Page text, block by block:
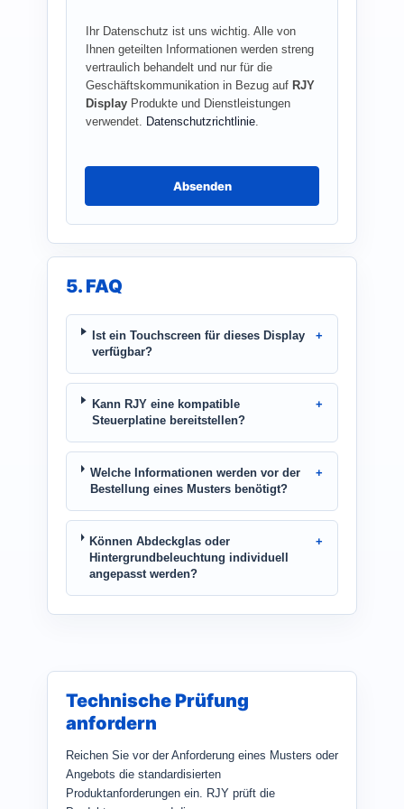
Ihr Datenschutz ist uns wichtig. Alle von
Ihnen geteilten Informationen werden streng
vertraulich behandelt und nur für die
Geschäftskommunikation in Bezug auf RJY
Display Produkte und Dienstleistungen
verwendet. Datenschutzrichtlinie.
Absenden
5. FAQ
Ist ein Touchscreen für dieses Display
verfügbar?
Kann RJY eine kompatible
Steuerplatine bereitstellen?
Welche Informationen werden vor der
Bestellung eines Musters benötigt?
Können Abdeckglas oder
Hintergrundbeleuchtung individuell
angepasst werden?
Technische Prüfung
anfordern
Reichen Sie vor der Anforderung eines Musters oder
Angebots die standardisierten
Produktanforderungen ein. RJY prüft die